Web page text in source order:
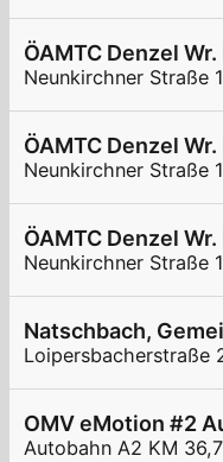
ÖAMTC Denzel
Neunkirchner Straße
ÖAMTC Denzel
Neunkirchner Straße
ÖAMTC Denzel
Neunkirchner Straße
Natschbach,
Loipersbacherstraße
OMV eMotion #2
Autobahn A2 KM 36,7